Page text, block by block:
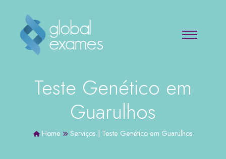
Teste Genético em
Guarulhos
Home Serviços Teste Genético em Guarulhos